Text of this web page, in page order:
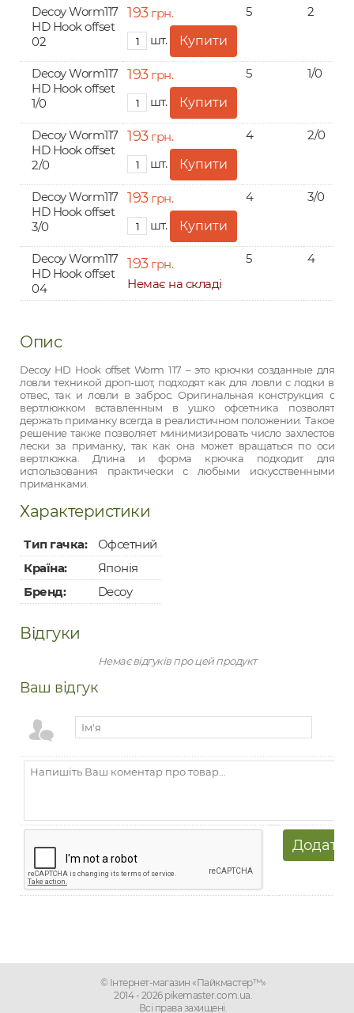
Decoy Worm117
HD Hook offset
02
193грн.
шт.
5 2
Decoy Worm117
HD Hook offset
1/0
193грн.
шт.
5 1/0
Decoy Worm117
HD Hook offset
2/0
193грн.
шт.
4 2/0
Decoy Worm117
HD Hook offset
3/0
193грн.
шт.
4 3/0
Decoy Worm117
HD Hook offset
04
193грн.
Немає на складі
5 4
Опис
Decoy HD Hook offset Worm 117 – это крючки созданные для
ловли техникой дроп-шот, подходят как для ловли с лодки в
отвес, так и ловли в заброс. Оригинальная конструкция с
вертлюжком вставленным в ушко офсетника позволят
держать приманку всегда в реалистичном положении. Такое
решение также позволяет минимизировать число захлестов
лески за приманку, так как она может вращаться по оси
вертлюжка. Длина и форма крючка подходит для
использования практически с любыми искусственными
приманками.
Характеристики
Тип гачка:
Офсетний
Країна:
Японія
Бренд:
Decoy
Відгуки
Немає відгуків про цей продукт
Ваш відгук
© Інтернет-магазин «Пайкмастер™»
2014 - 2026 pikemaster.com.ua.
Всі права захищені.